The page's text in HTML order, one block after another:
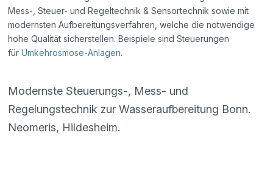
Mess-, Steuer- und Regeltechnik & Sensortechnik sowie mit
modernsten Aufbereitungsverfahren, welche die notwendige
hohe Qualität sicherstellen. Beispiele sind Steuerungen
fürUmkehrosmose-Anlagen.
Modernste Steuerungs-, Mess- und
Regelungstechnik zur Wasseraufbereitung Bonn.
Neomeris, Hildesheim.